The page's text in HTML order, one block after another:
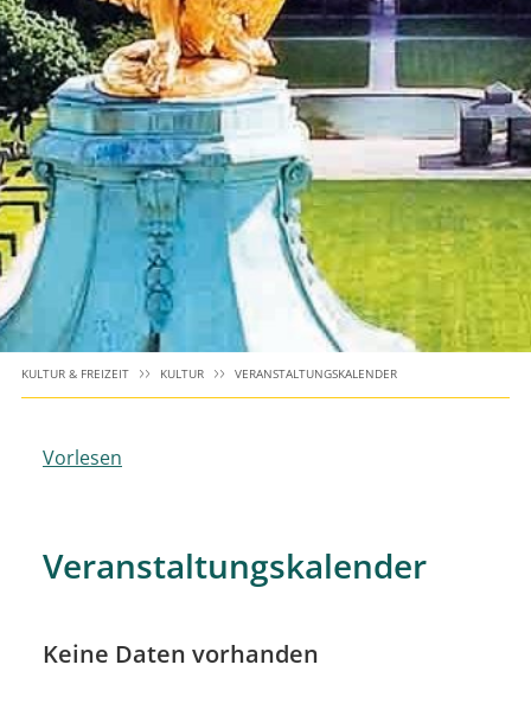
KULTUR & FREIZEIT KULTUR VERANSTALTUNGSKALENDER
Vorlesen
Veranstaltungskalender
Keine Daten vorhanden